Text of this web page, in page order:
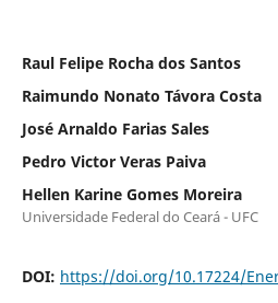
Raul Felipe Rocha dos Santos
Raimundo Nonato Távora Costa
José Arnaldo Farias Sales
Pedro Victor Veras Paiva
Hellen Karine Gomes Moreira
Universidade Federal do Ceará - UFC
DOI: https://doi.org/10.17224/